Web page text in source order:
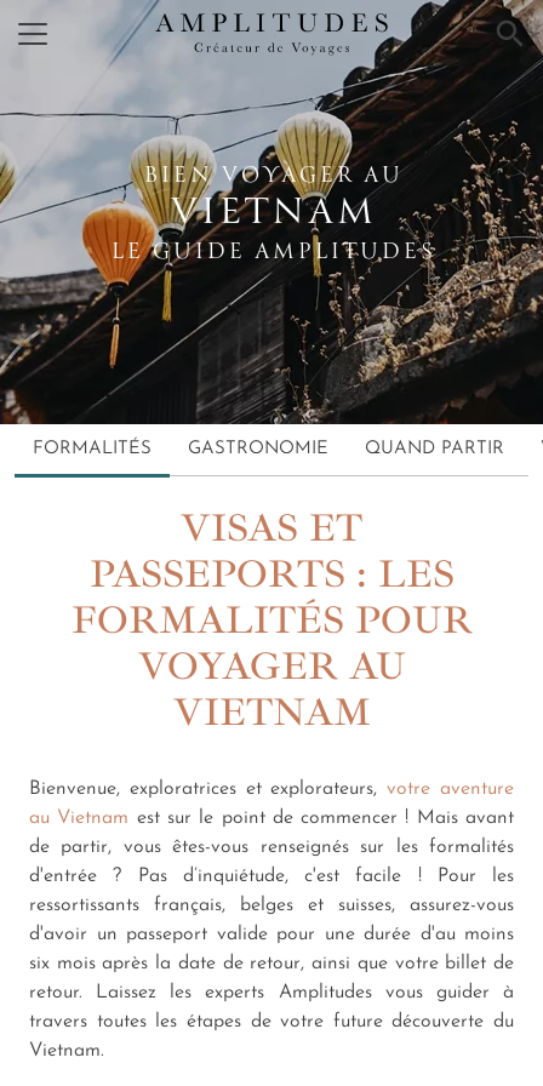
×
BIEN VOYAGER AU
VIETNAM
LE GUIDE AMPLITUDES
FORMALITÉS GASTRONOMIE QUAND PARTIR
VISAS ET
PASSEPORTS : LES
FORMALITÉS POUR
VOYAGER AU
VIETNAM
Bienvenue, exploratrices et explorateurs,votre aventure
au Vietnam est sur le point de commencer ! Mais avant
de partir, vous êtes-vous renseignés sur les formalités
d'entrée ? Pas d’inquiétude, c'est facile ! Pour les
ressortissants français, belges et suisses, assurez-vous
d'avoir un passeport valide pour une durée d'au moins
six mois après la date de retour, ainsi que votre billet de
retour. Laissez les experts Amplitudes vous guider à
travers toutes les étapes devotre future découverte du
Vietnam.